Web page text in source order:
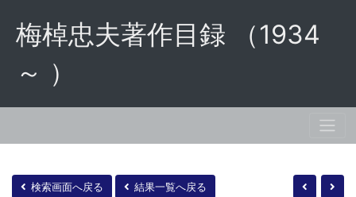
梅棹忠夫著作目録 （1934
～ ）
検索画面へ戻る 結果一覧へ戻る